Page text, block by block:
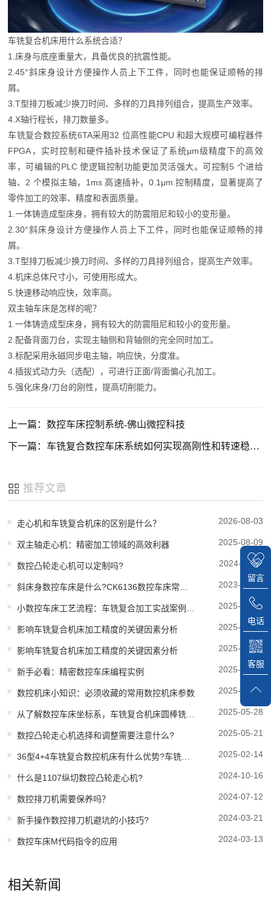
车铣复合机床用什么系统合适？
1.床身与底座重量大，具备优良的抗震性能。
2.45°斜床身设计方便操作人员上下工件，同时也能保证顺畅的排
屑。
3.T型排刀板减少换刀时间、多样的刀具排列组合，提高生产效率。
4.X轴行程长，排刀数量多。
车铣复合数控系统6TA采用32 位高性能CPU 和超大规模可编程器件
FPGA，实时控制和硬件插补技术保证了系统μm级精度下的高效
率，可编辑的PLC 使逻辑控制功能更加灵活强大。可控制5 个进给
轴、2 个模拟主轴，1ms 高速插补，0.1μm 控制精度，显著提高了
零件加工的效率、精度和表面质量。
1.一体铸造成型床身，拥有较大的防震阻尼和较小的变形量。
2.30°斜床身设计方便操作人员上下工件，同时也能保证顺畅的排
屑。
3.T型排刀板减少换刀时间、多样的刀具排列组合，提高生产效率。
4.机床总体尺寸小，可使用形成大。
5.快速移动响应快，效率高。
双主轴车床是怎样的呢？
1.一体铸造成型床身，拥有较大的防震阻尼和较小的变形量。
2.配备背面刀台，实现主轴侧和背轴侧的完全同时加工。
3.标配采用永磁同步电主轴，响应快，分度准。
4.插拔式动力头（选配），可进行正面/背面偏心孔加工。
5.强化床身/刀台的刚性，提高切削能力。
上一篇：数控车床控制系统-佛山微控科技
下一篇：车铣复合数控车床系统如何实现高刚性和转速稳定性?
推荐文章
走心机和车铣复合机床的区别是什么？ 2026-08-03
双主轴走心机：精密加工领域的高效利器 2025-08-09
数控凸轮走心机可以定制吗? 2024-11-05
斜床身数控车床是什么?CK6136数控车床常见故障因素与解决计划方案? 2023-06-12
小数控车床工艺流程：车铣复合加工实战案例分享 2025-10-27
影响车铣复合机床加工精度的关键因素分析 2025-10-14
影响车铣复合机床加工精度的关键因素分析 2025-10-14
新手必看：精密数控车床编程实例 2025-10-09
数控机床小知识：必须收藏的常用数控机床参数 2025-09-12
从了解数控车床坐标系，车铣复合机床圆棒铣成方料的办法 2025-05-28
数控凸轮走心机选择和调整需要注意什么? 2025-05-21
36型4+4车铣复合数控机床有什么优势?车铣复合机床哪家好? 2025-02-14
什么是1107纵切数控凸轮走心机? 2024-10-16
数控排刀机需要保养吗？ 2024-07-12
新手操作数控排刀机避坑的小技巧? 2024-03-21
数控车床M代码指令的应用 2024-03-13
相关新闻
留言
电话
客服